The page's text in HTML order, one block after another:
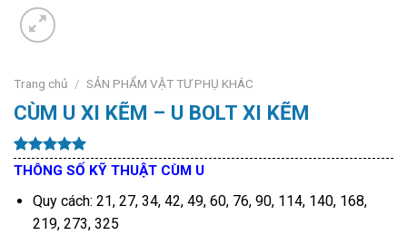
Trang chủ / SẢN PHẨM VẬT TƯ PHỤ KHÁC
CÙM U XI KẼM – U BOLT XI KẼM
5.00trên 5
dựa trên
9
đánh giá
THÔNG SỐ KỸ THUẬT CÙM U
Quy cách: 21, 27, 34, 42, 49, 60, 76, 90, 114, 140, 168,
219, 273, 325